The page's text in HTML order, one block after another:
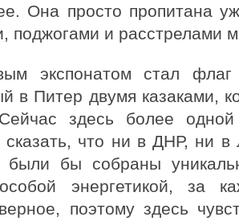
Она просто пропитана
поджогами и расстрелами
экспонатом стал флаг
в Питер двумя казаками,
здесь более одной
сказать, что ни в ДНР, ни
были бы собраны
энергетикой, за
поэтому здесь